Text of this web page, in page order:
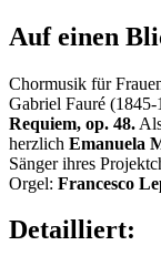
Auf einen
Chormusik für
Gabriel Fauré
Requiem, op. 48.
herzlich Emanuela
Sänger ihres
Orgel: Francesco
Detailliert: